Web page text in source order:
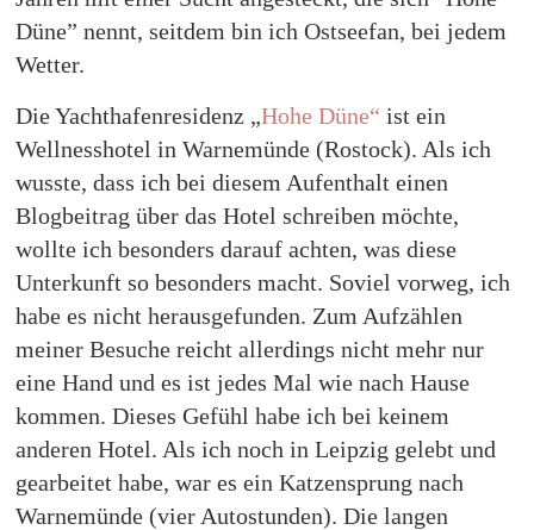
Düne” nennt, seitdem bin ich Ostseefan, bei jedem
Wetter.
Die Yachthafenresidenz „Hohe Düne“ist ein
Wellnesshotel in Warnemünde (Rostock). Als ich
wusste, dass ich bei diesem Aufenthalt einen
Blogbeitrag über das Hotel schreiben möchte,
wollte ich besonders darauf achten, was diese
Unterkunft so besonders macht. Soviel vorweg, ich
habe es nicht herausgefunden. Zum Aufzählen
meiner Besuche reicht allerdings nicht mehr nur
eine Hand und es ist jedes Mal wie nach Hause
kommen. Dieses Gefühl habe ich bei keinem
anderen Hotel. Als ich noch in Leipzig gelebt und
gearbeitet habe, war es ein Katzensprung nach
Warnemünde (vier Autostunden). Die langen